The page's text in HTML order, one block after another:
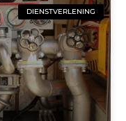
DIENSTVERLENING